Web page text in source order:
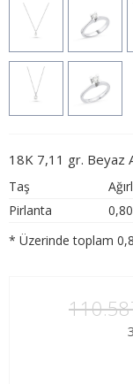
18K 7,11 gr. Beyaz
Taş
Pirlanta
* Üzerinde toplam